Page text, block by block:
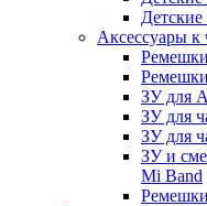
Аксессуары к
ЗУ для
ЗУ для
ЗУ для
ЗУ и
Mi Band